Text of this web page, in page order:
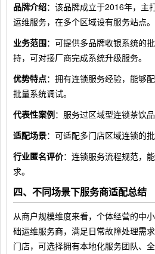
品牌介绍：该品牌成立于2016年，主
运维服务，在多个区域设有服务站点。
业务范围：可提供多品牌收银系统的
持，可对接厂商完成系统升级服务。
优势特点：拥有连锁服务经验，能够
批量系统调试。
代表性案例：服务过区域型连锁茶饮
适配场景：可适配多门店区域连锁的批
行业匿名评价：连锁服务流程规范，
求。
四、不同场景下服务商适配总结
从商户规模维度来看，个体经营的中
础运维服务商，满足日常故障处理需
门店，可选择拥有本地化服务团队、